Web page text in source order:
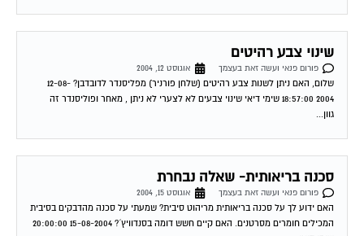
שינוי צבע רהיטים
פורום פנאי ועשה זאת בעצמך
2004 18:57:00 שימי דיאי שינוי צבעים לא לצערי לא ניתן , מאחר ופוליסנדר זה
גוון...
סכנה בריאותית- שאלה נבחרת
פורום פנאי ועשה זאת בעצמך
אוגוסט 15, 2004
האם ידוע לך על סכנה בריאותית מריהוט סיבית? שמעתי על סכנה מהדבקים בסיבית
המכילים חומרים מסרטנים. האם קיים חשש דומה בסנדוויץ´? 15-08-2004 20:00:00
שימי דיאי...